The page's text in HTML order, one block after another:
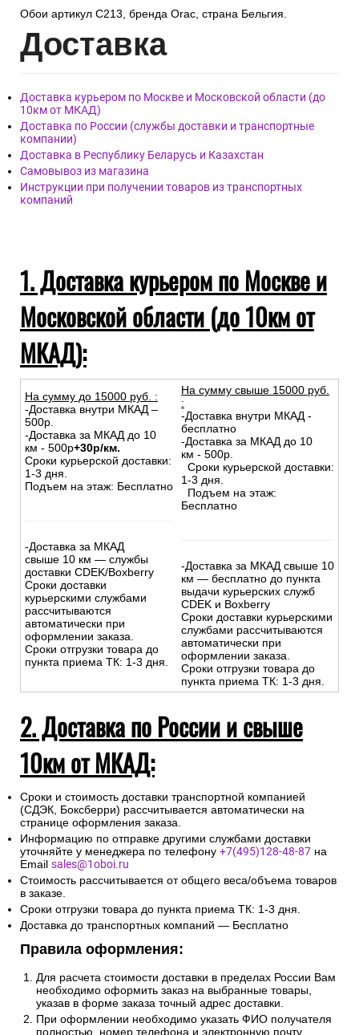
Обои артикул C213, бренда Orac, страна Бельгия.
Доставка
Доставка курьером по Москве и Московской области (до
10км от МКАД)
Доставка по России (службы доставки и транспортные
компании)
Доставка в Республику Беларусь и Казахстан
Самовывоз из магазина
Инструкции при получении товаров из транспортных
компаний
1. Доставка курьером по Москве и
Московской области (до 10км от
МКАД):
На сумму до 15000 руб. :
-Доставка внутри МКАД –
500р.
-Доставка за МКАД до 10
км - 500р+30р/км.
Сроки курьерской доставки:
1-3 дня.
Подъем на этаж: Бесплатно
-Доставка за МКАД
свыше 10 км — службы
доставки CDEK/Boxberry
Сроки доставки
курьерскими службами
рассчитываются
автоматически при
оформлении заказа.
Сроки отгрузки товара до
пункта приема ТК: 1-3 дня.
На сумму свыше 15000 руб.
:
-Доставка внутри МКАД -
бесплатно
-Доставка за МКАД до 10
км - 500р.
Сроки курьерской доставки:
1-3 дня.
Подъем на этаж:
Бесплатно
-Доставка за МКАД свыше 10
км — бесплатно до пункта
выдачи курьерских служб
CDEK и Boxberry
Сроки доставки курьерскими
службами рассчитываются
автоматически при
оформлении заказа.
Сроки отгрузки товара до
пункта приема ТК: 1-3 дня.
2. Доставка по России и свыше
10км от МКАД:
Сроки и стоимость доставки транспортной компанией
(СДЭК, Боксберри) рассчитывается автоматически на
странице оформления заказа.
Информацию по отправке другими службами доставки
уточняйте у менеджера по телефону +7(495)128-48-87 на
Email sales@1oboi.ru
Стоимость рассчитывается от общего веса/объема товаров
в заказе.
Сроки отгрузки товара до пункта приема ТК: 1-3 дня.
Доставка до транспортных компаний — Бесплатно
Правила оформления:
Для расчета стоимости доставки в пределах России Вам
необходимо оформить заказ на выбранные товары,
указав в форме заказа точный адрес доставки.
При оформлении необходимо указать ФИО получателя
полностью, номер телефона и электронную почту